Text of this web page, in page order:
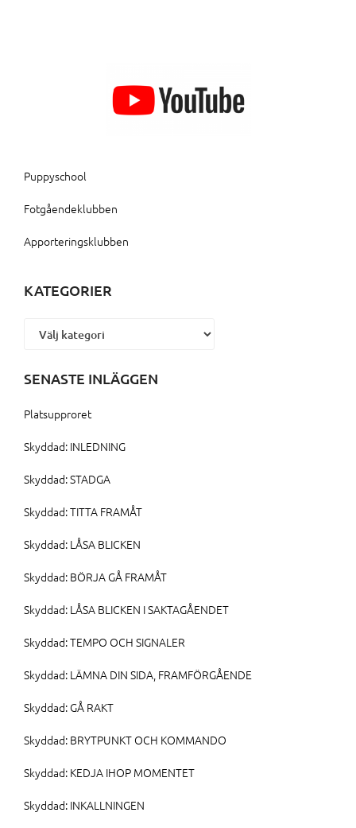
Puppyschool
Fotgåendeklubben
Apporteringsklubben
KATEGORIER
Kategorier
SENASTE INLÄGGEN
Platsupproret
Skyddad: INLEDNING
Skyddad: STADGA
Skyddad: TITTA FRAMÅT
Skyddad: LÅSA BLICKEN
Skyddad: BÖRJA GÅ FRAMÅT
Skyddad: LÅSA BLICKEN I SAKTAGÅENDET
Skyddad: TEMPO OCH SIGNALER
Skyddad: LÄMNA DIN SIDA, FRAMFÖRGÅENDE
Skyddad: GÅ RAKT
Skyddad: BRYTPUNKT OCH KOMMANDO
Skyddad: KEDJA IHOP MOMENTET
Skyddad: INKALLNINGEN